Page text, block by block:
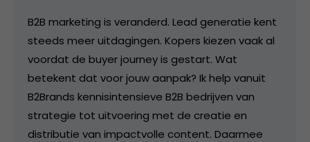
B2B marketing is veranderd. Lead generatie kent
steeds meer uitdagingen. Kopers kiezen vaak al
voordat de buyer journey is gestart. Wat
betekent dat voor jouw aanpak? Ik help vanuit
B2Brands kennisintensieve B2B bedrijven van
strategie tot uitvoering met de creatie en
distributie van impactvolle content. Daarmee